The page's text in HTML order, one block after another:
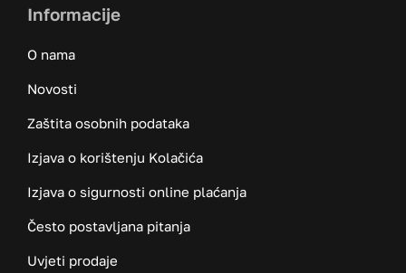
Informacije
O nama
Novosti
Zaštita osobnih podataka
Izjava o korištenju Kolačića
Izjava o sigurnosti online plaćanja
Često postavljana pitanja
Uvjeti prodaje